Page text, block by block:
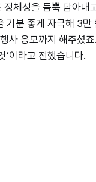
체성을 듬뿍 담아내
기분 좋게 자극해 3
사 응모까지 해주셨
’이라고 전했습니다.